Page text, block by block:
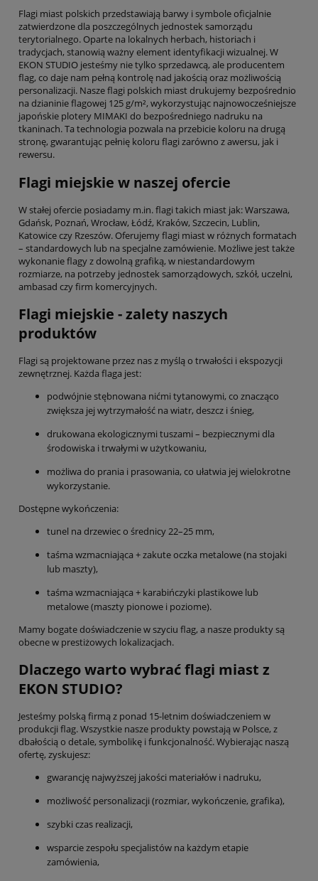
Flagi miast polskich przedstawiają barwy i symbole oficjalnie
zatwierdzone dla poszczególnych jednostek samorządu
terytorialnego. Oparte na lokalnych herbach, historiach i
tradycjach, stanowią ważny element identyfikacji wizualnej. W
EKON STUDIO jesteśmy nie tylko sprzedawcą, ale producentem
flag, co daje nam pełną kontrolę nad jakością oraz możliwością
personalizacji. Nasze flagi polskich miast drukujemy bezpośrednio
na dzianinie flagowej 125 g/m², wykorzystując najnowocześniejsze
japońskie plotery MIMAKI do bezpośredniego nadruku na
tkaninach. Ta technologia pozwala na przebicie koloru na drugą
stronę, gwarantując pełnię koloru flagi zarówno z awersu, jak i
rewersu.
Flagi miejskie w naszej ofercie
W stałej ofercie posiadamy m.in. flagi takich miast jak: Warszawa,
Gdańsk, Poznań, Wrocław, Łódź, Kraków, Szczecin, Lublin,
Katowice czy Rzeszów. Oferujemy flagi miast w różnych formatach
– standardowych lub na specjalne zamówienie. Możliwe jest także
wykonanie flagy z dowolną grafiką, w niestandardowym
rozmiarze, na potrzeby jednostek samorządowych, szkół, uczelni,
ambasad czy firm komercyjnych.
Flagi miejskie - zalety naszych
produktów
Flagi są projektowane przez nas z myślą o trwałości i ekspozycji
zewnętrznej. Każda flaga jest:
podwójnie stębnowana nićmi tytanowymi, co znacząco
zwiększa jej wytrzymałość na wiatr, deszcz i śnieg,
drukowana ekologicznymi tuszami – bezpiecznymi dla
środowiska i trwałymi w użytkowaniu,
możliwa do prania i prasowania, co ułatwia jej wielokrotne
wykorzystanie.
Dostępne wykończenia:
tunel na drzewiec o średnicy 22–25 mm,
taśma wzmacniająca + zakute oczka metalowe (na stojaki
lub maszty),
taśma wzmacniająca + karabińczyki plastikowe lub
metalowe (maszty pionowe i poziome).
Mamy bogate doświadczenie w szyciu flag, a nasze produkty są
obecne w prestiżowych lokalizacjach.
Dlaczego warto wybrać flagi miast z
EKON STUDIO?
Jesteśmy polską firmą z ponad 15-letnim doświadczeniem w
produkcji flag. Wszystkie nasze produkty powstają w Polsce, z
dbałością o detale, symbolikę i funkcjonalność. Wybierając naszą
ofertę, zyskujesz:
gwarancję najwyższej jakości materiałów i nadruku,
możliwość personalizacji (rozmiar, wykończenie, grafika),
szybki czas realizacji,
wsparcie zespołu specjalistów na każdym etapie
zamówienia,